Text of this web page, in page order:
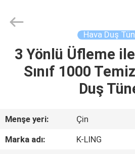
EVDE
BIZIM
HAKKIMIZDA
Technology
Company.
Hava Duş
3 Yönlü Üfleme
Sınıf 1000
Duş
Menşe yeri:
Çin
Marka adı:
K-LING